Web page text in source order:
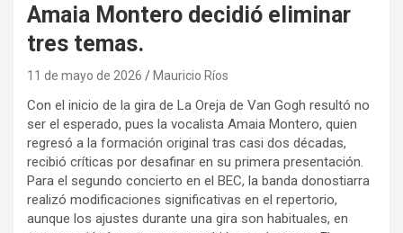
Amaia Montero decidió eliminar
tres temas.
11 de mayo de 2026 Mauricio Ríos
Con el inicio de la gira de La Oreja de Van Gogh resultó no
ser el esperado, pues la vocalista Amaia Montero, quien
regresó a la formación original tras casi dos décadas,
recibió críticas por desafinar en su primera presentación.
Para el segundo concierto en el BEC, la banda donostiarra
realizó modificaciones significativas en el repertorio,
aunque los ajustes durante una gira son habituales, en